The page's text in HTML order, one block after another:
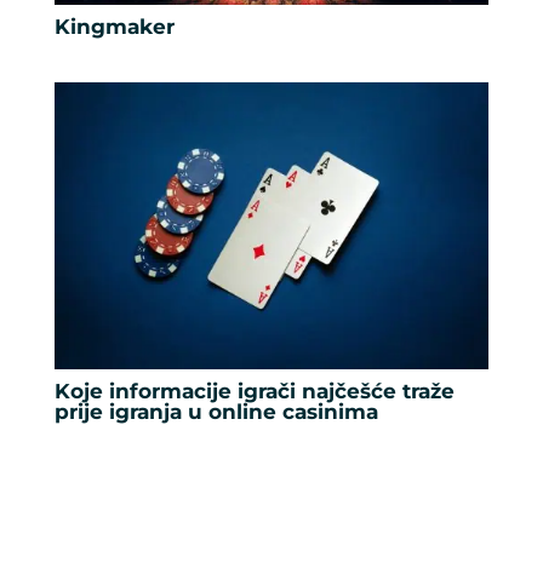
Kingmaker
Koje informacije igrači najčešće traže
prije igranja u online casinima